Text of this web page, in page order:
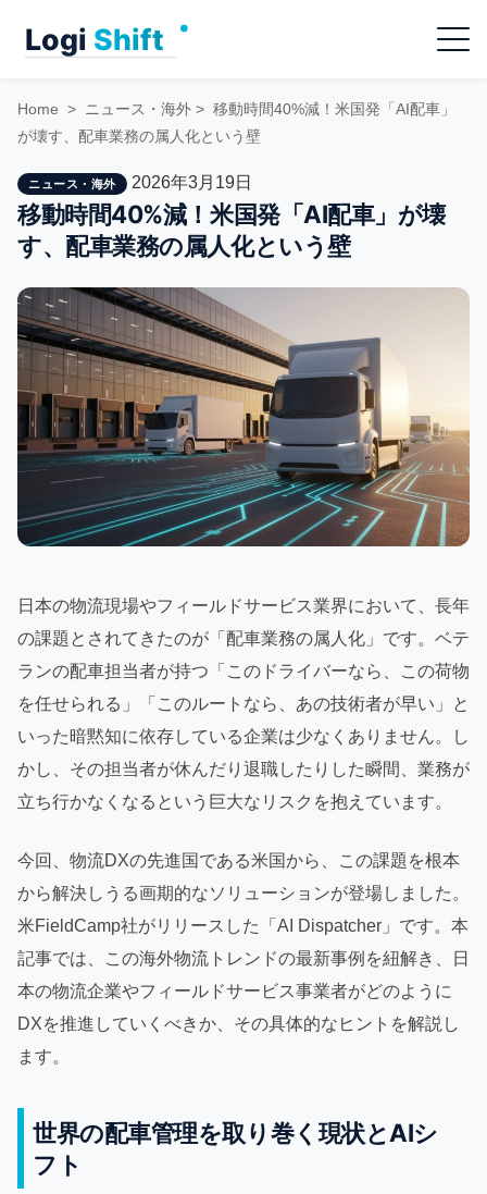
Menu
Home > ニュース・海外 > 移動時間40%減！米国発「AI配車」
が壊す、配車業務の属人化という壁
ニュース・海外 2026年3月19日
移動時間40%減！米国発「AI配車」が壊
す、配車業務の属人化という壁
日本の物流現場やフィールドサービス業界において、長年
の課題とされてきたのが「配車業務の属人化」です。ベテ
ランの配車担当者が持つ「このドライバーなら、この荷物
を任せられる」「このルートなら、あの技術者が早い」と
いった暗黙知に依存している企業は少なくありません。し
かし、その担当者が休んだり退職したりした瞬間、業務が
立ち行かなくなるという巨大なリスクを抱えています。
今回、物流DXの先進国である米国から、この課題を根本
から解決しうる画期的なソリューションが登場しました。
米FieldCamp社がリリースした「AI Dispatcher」です。本
記事では、この海外物流トレンドの最新事例を紐解き、日
本の物流企業やフィールドサービス事業者がどのように
DXを推進していくべきか、その具体的なヒントを解説し
ます。
世界の配車管理を取り巻く現状とAIシ
フト